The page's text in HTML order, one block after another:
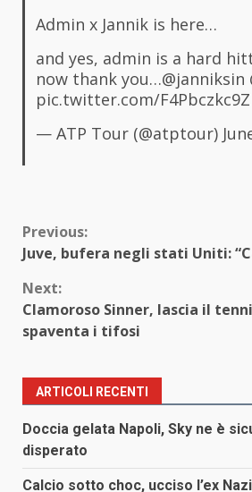
Admin x Jannik is here…
and yes, admin is a hard
now thank you…@janniksin
pic.twitter.com/F4Pbczkc9Z
— ATP Tour (@atptour)
Continue
Previous:
Juve, bufera negli stati Uniti:
Next:
Clamoroso Sinner, lascia il
spaventa i tifosi
ARTICOLI RECENTI
Doccia gelata Napoli, Sky ne è
disperato
Calcio sotto choc, ucciso l’ex